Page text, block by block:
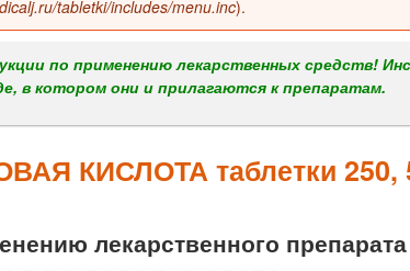
tabletki/includes/menu.inc).
по применению лекарственных средств!
в котором они и прилагаются к препаратам.
КИСЛОТА таблетки 250,
лекарственного